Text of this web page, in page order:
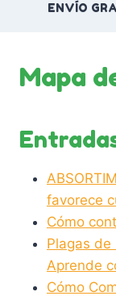
ENVÍO
Mapa
favorece
Cómo
Plagas de
Aprende
Cómo